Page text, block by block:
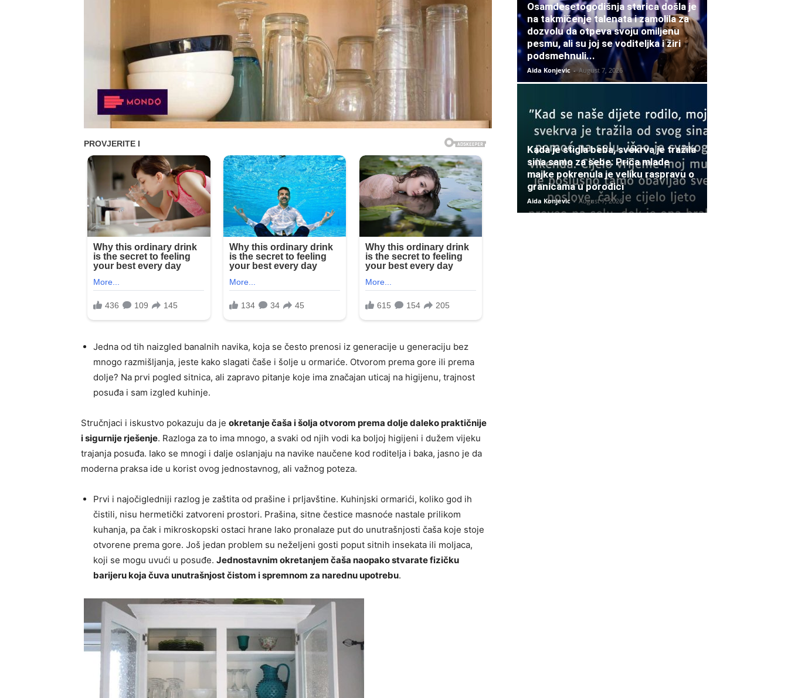
Jedna od tih naizgled banalnih navika, koja se često prenosi iz generacije u generaciju bez
mnogo razmišljanja, jeste kako slagati čaše i šolje u ormariće. Otvorom prema gore ili prema
dolje? Na prvi pogled sitnica, ali zapravo pitanje koje ima značajan uticaj na higijenu, trajnost
posuđa i sam izgled kuhinje.
Stručnjaci i iskustvo pokazuju da je okretanje čaša i šolja otvorom prema dolje daleko praktičnije
i sigurnije rješenje. Razloga za to ima mnogo, a svaki od njih vodi ka boljoj higijeni i dužem vijeku
trajanja posuđa. Iako se mnogi i dalje oslanjaju na navike naučene kod roditelja i baka, jasno je da
moderna praksa ide u korist ovog jednostavnog, ali važnog poteza.
Prvi i najočigledniji razlog je zaštita od prašine i prljavštine. Kuhinjski ormarići, koliko god ih
čistili, nisu hermetički zatvoreni prostori. Prašina, sitne čestice masnoće nastale prilikom
kuhanja, pa čak i mikroskopski ostaci hrane lako pronalaze put do unutrašnjosti čaša koje stoje
otvorene prema gore. Još jedan problem su neželjeni gosti poput sitnih insekata ili moljaca,
koji se mogu uvući u posuđe. Jednostavnim okretanjem čaša naopako stvarate fizičku
barijeru koja čuva unutrašnjost čistom i spremnom za narednu upotrebu.
Osamdesetogodišnja starica došla je
na takmičenje talenata i zamolila za
dozvolu da otpeva svoju omiljenu
pesmu, ali su joj se voditeljka i žiri
podsmehnuli...
Aida Konjevic - August 7, 2026
Kada je stigla beba, svekrva je tražila
sina samo za sebe: Priča mlade
majke pokrenula je veliku raspravu o
granicama u porodici
Aida Konjevic - August 7, 2026